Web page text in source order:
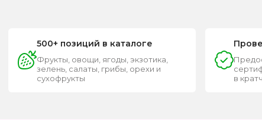
500+ позиций в каталоге
Фрукты, овощи, ягоды, экзотика,
зелень, салаты, грибы, орехи и
сухофрукты
в